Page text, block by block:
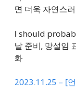
면 더욱 자연스
I should
날 준비, 망설임
화
2023.11.25 – [